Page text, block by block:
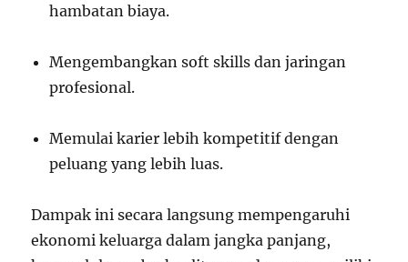
hambatan biaya.
Mengembangkan soft skills dan jaringan
profesional.
Memulai karier lebih kompetitif dengan
peluang yang lebih luas.
Dampak ini secara langsung mempengaruhi
ekonomi keluarga dalam jangka panjang,